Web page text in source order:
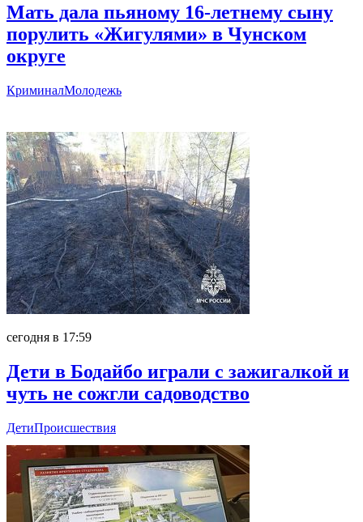
Мать дала пьяному 16-летнему сыну
порулить «Жигулями» в Чунском
округе
КриминалМолодежь
сегодня в 17:59
Дети в Бодайбо играли с зажигалкой и
чуть не сожгли садоводство
ДетиПроисшествия